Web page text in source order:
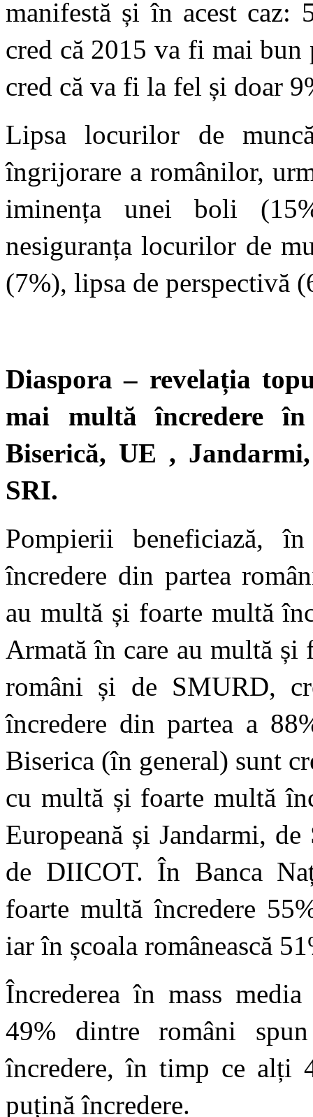
manifestă și în acest caz:
cred că 2015 va fi mai bun
cred că va fi la fel și doar
Lipsa locurilor de
îngrijorare a românilor,
iminența unei boli
nesiguranța locurilor de
(7%), lipsa de perspectivă
Diaspora – revelația
mai multă încredere
Biserică, UE ,
SRI.
Pompierii beneficiază,
încredere din partea
au multă și foarte multă
Armată în care au multă și
români și de SMURD,
încredere din partea a
Biserica (în general) sunt
cu multă și foarte multă
Europeană și Jandarmi,
de DIICOT. În Banca
foarte multă încredere
iar în școala românească
Încrederea în mass
49% dintre români
încredere, în timp ce alți
puțină încredere.